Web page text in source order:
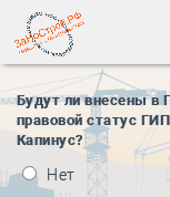
Будут ли внесены в
правовой статус
Капинус?
Нет